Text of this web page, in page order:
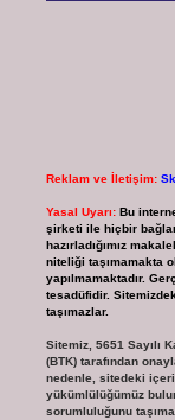
Reklam ve İletişim:
Yasal Uyarı: Bu
şirketi ile hiçbir
hazırladığımız
niteliği taşımamakta
yapılmamaktadır.
tesadüfidir.
taşımazlar.
Sitemiz, 5651 Sayılı
(BTK) tarafından
nedenle, sitedeki
yükümlülüğümüz
sorumluluğunu